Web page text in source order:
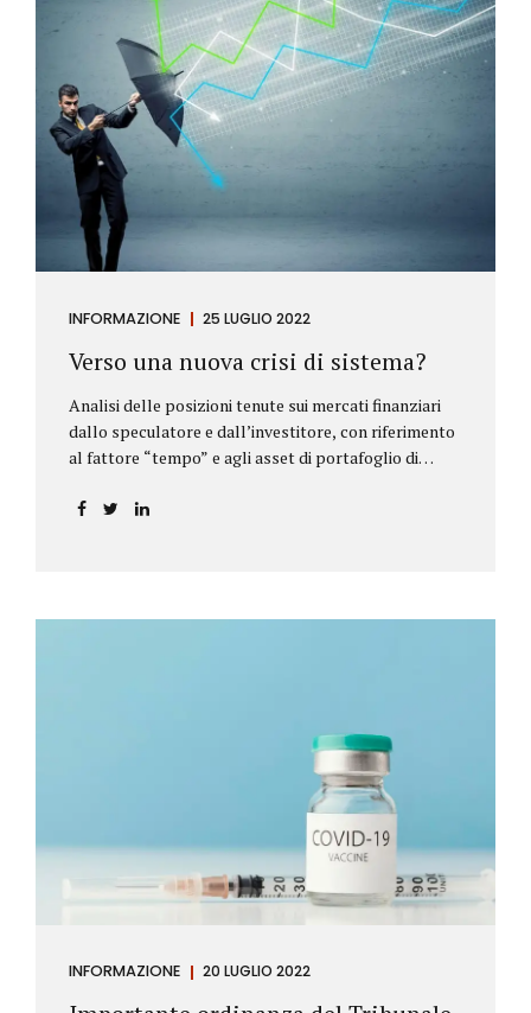
INFORMAZIONE 25 LUGLIO 2022
Verso una nuova crisi di sistema?
Analisi delle posizioni tenute sui mercati finanziari
dallo speculatore e dall’investitore, con riferimento
al fattore “tempo” e agli asset di portafoglio di
l’investitore Nelle definizioni di Wikipedia si legge:
Investitore: è colui che decide di investire il proprio
loro investimenti, mentre gli speculatori cercano...
INFORMAZIONE 20 LUGLIO 2022